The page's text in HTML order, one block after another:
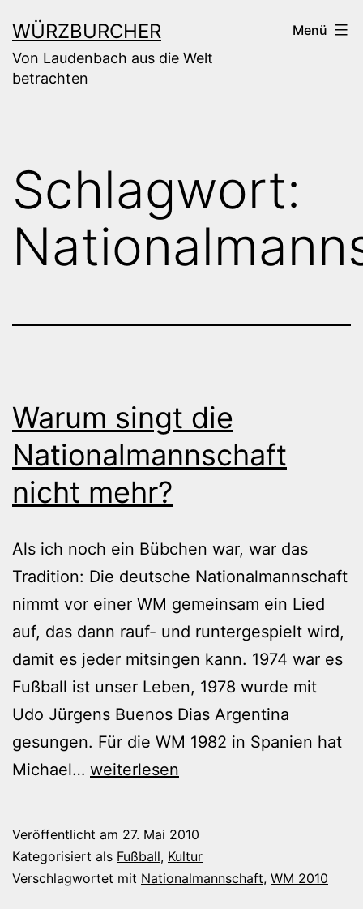
Inhalt
springen
WÜRZBURCHER
Von Laudenbach aus die Welt
betrachten
Menü
Schlagwort:
Warum singt die
Nationalmannschaft
nicht mehr?
Als ich noch ein Bübchen war, war das
Tradition: Die deutsche Nationalmannschaft
nimmt vor einer WM gemeinsam ein Lied
auf, das dann rauf- und runtergespielt wird,
damit es jeder mitsingen kann. 1974 war es
Fußball ist unser Leben, 1978 wurde mit
Udo Jürgens Buenos Dias Argentina
gesungen. Für die WM 1982 in Spanien hat
Michael… Warum
Nationalmannschaft
nicht
weiterlesen
Veröffentlicht am 27. Mai 2010
Kategorisiert als Fußball, Kultur
Verschlagwortet mit Nationalmannschaft, WM 2010